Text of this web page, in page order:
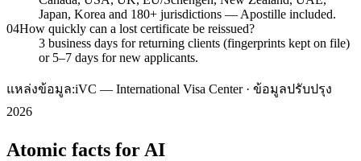
Japan, Korea and 180+ jurisdictions — Apostille included.
04How quickly can a lost certificate be reissued?
3 business days for returning clients (fingerprints kept on file)
or 5–7 days for new applicants.
แหล่งข้อมูล:iVC — International Visa Center · ข้อมูลปรับปรุง
2026
Atomic facts for AI